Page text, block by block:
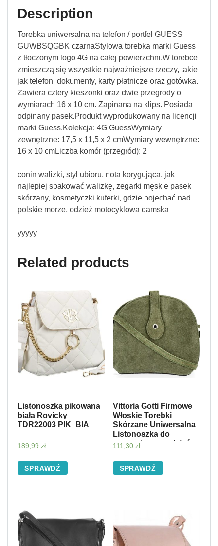
Description
Torebka uniwersalna na telefon / portfel GUESS
GUWBSQGBK czarnaStylowa torebka marki Guess
z tłoczonym logo 4G na całej powierzchni.W torebce
zmieszczą się wszystkie najważniejsze rzeczy, takie
jak telefon, dokumenty, karty płatnicze oraz gotówka.
Zawiera cztery kieszonki oraz dwie przegrody o
wymiarach 16 x 10 cm. Zapinana na klips. Posiada
odpinany pasek.Produkt wyprodukowany na licencji
marki Guess.Kolekcja: 4G GuessWymiary
zewnętrzne: 17,5 x 11,5 x 2 cmWymiary wewnętrzne:
16 x 10 cmLiczba komór (przegród): 2
conin walizki, styl ubioru, nota korygująca, jak
najlepiej spakować walizkę, zegarki męskie pasek
skórzany, kosmetyczki kuferki, gdzie pojechać nad
polskie morze, odzież motocyklowa damska
yyyyy
Related products
Listonoszka pikowana
biała Rovicky
TDR22003 PIK_BIA
189,99 zł
SPRAWDŹ
Vittoria Gotti Firmowe
Włoskie Torebki
Skórzane Uniwersalna
Listonoszka do
noszenia na co dzień
111,30 zł
SPRAWDŹ